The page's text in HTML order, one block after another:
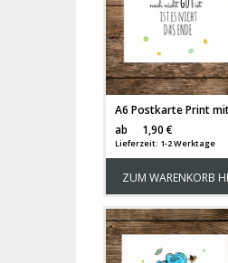
ab
1,90 €
Lieferzeit: 1-2 Werktage
ZUM WARENKORB